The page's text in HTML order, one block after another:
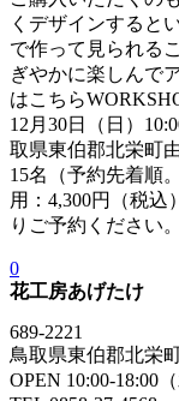
くデザインすると
で作って見られる
ぎやかに楽しんで
はこちら
12月30日（日）
取県東伯郡北栄町
15名（予約先着順
用：4,300円（税込
りご予約ください。
0
花工房あげたけ
689-2221
鳥取県東伯郡北栄
OPEN 10:00-18:00